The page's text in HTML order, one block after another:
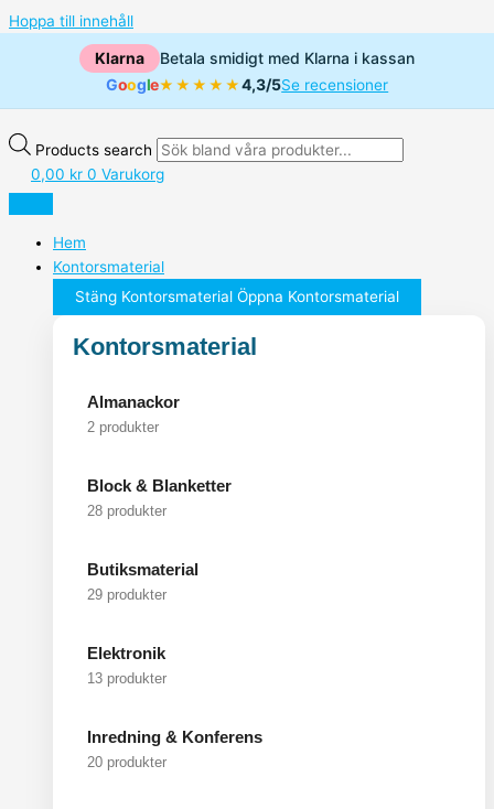
Hoppa till innehåll
Klarna
Betala smidigt med Klarna i kassan
Google★★★★★4,3/5Se recensioner
Products search
0,00 kr 0 Varukorg
Hem
Kontorsmaterial
Stäng Kontorsmaterial Öppna Kontorsmaterial
Kontorsmaterial
Almanackor
2 produkter
Block & Blanketter
28 produkter
Butiksmaterial
29 produkter
Elektronik
13 produkter
Inredning & Konferens
20 produkter